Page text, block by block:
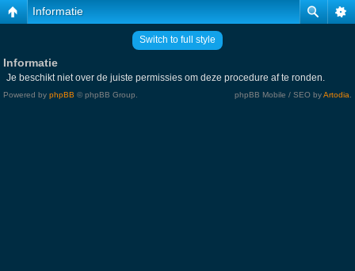
Informatie
Switch to full style
Informatie
Je beschikt niet over de juiste permissies om deze procedure af te ronden.
Powered by phpBB © phpBB Group. phpBB Mobile / SEO byArtodia